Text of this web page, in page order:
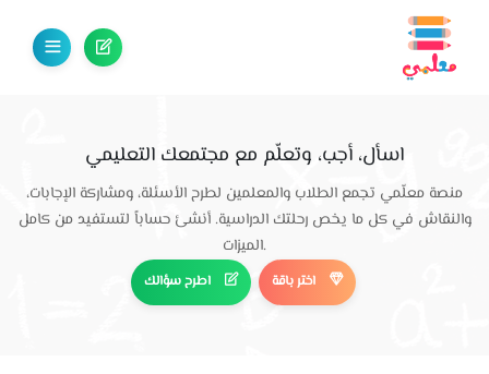
اسأل، أجب، وتعلّم مع مجتمعك التعليمي
منصة معلّمي تجمع الطلاب والمعلمين لطرح الأسئلة، ومشاركة الإجابات،
والنقاش في كل ما يخص رحلتك الدراسية. أنشئ حساباً لتستفيد من كامل
الميزات.
اطرح سؤالك اختر باقة